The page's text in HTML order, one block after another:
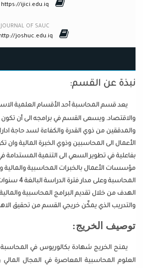
https://ijici.edu.iq
JOURNAL OF SAUC
http://joshuc.edu.iq/
نبذة عن القسم:
يعد قسم المحاسبة أحد الأقسام العلمية
والاقتصاد. ويسعى القسم في برامجه الى أن تكون
والمدققين من ذوي القدرة والكفاءة لسد حاجة
الأعمال الى المحاسبين وذوي الخبرة المالية وان
بفاعلية في تطوير السعي الى التنمية المستدامة في
مؤسسات الأعمال بالخبرات المحاسبية والمالية
المحاسبة وعلى مدار
الهدف من خلال تقديم البرامج المحاسبية والمالية
والتدريب الذي يمكّن خريجي القسم من تحقيق
توصيف الخريج:
يمنح الخريج شهادة بكالوريوس في المحاسبة
العلوم المحاسبية المعاصرة في المجال المالي